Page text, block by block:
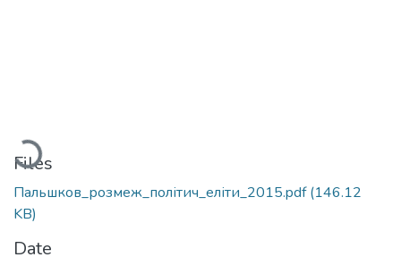
Loading...
Files
Пальшков_розмеж_політич_еліти_2015.pdf(146.12
KB)
Date